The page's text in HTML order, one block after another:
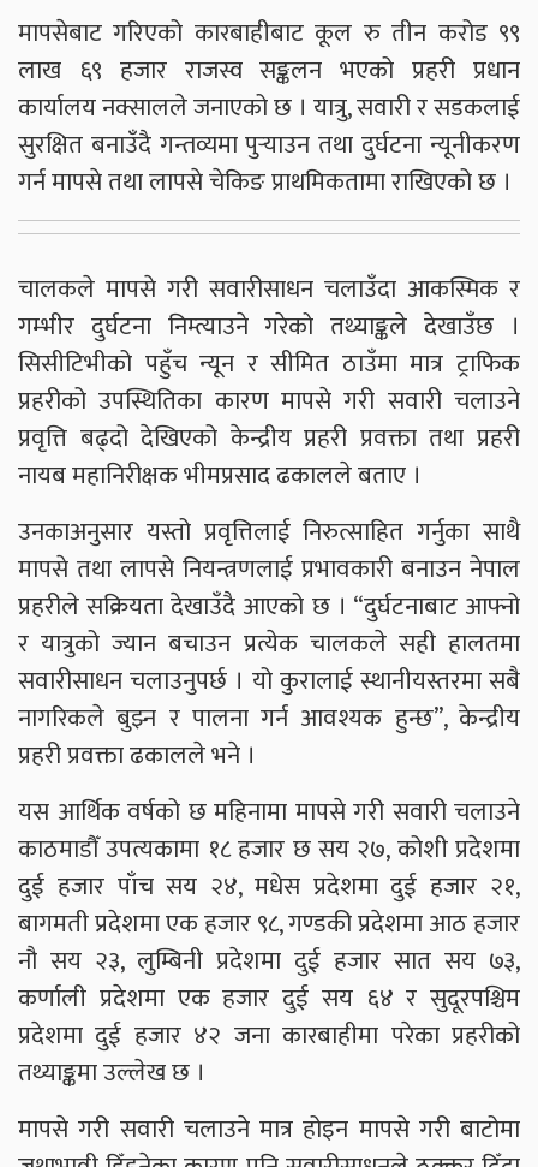
मापसेबाट गरिएको कारबाहीबाट कूल रु तीन करोड ९९
लाख ६९ हजार राजस्व सङ्कलन भएको प्रहरी प्रधान
कार्यालय नक्सालले जनाएको छ । यात्रु, सवारी र सडकलाई
सुरक्षित बनाउँदै गन्तव्यमा पुर्‍याउन तथा दुर्घटना न्यूनीकरण
गर्न मापसे तथा लापसे चेकिङ प्राथमिकतामा राखिएको छ ।
चालकले मापसे गरी सवारीसाधन चलाउँदा आकस्मिक र
गम्भीर दुर्घटना निम्त्याउने गरेको तथ्याङ्कले देखाउँछ ।
सिसीटिभीको पहुँच न्यून र सीमित ठाउँमा मात्र ट्राफिक
प्रहरीको उपस्थितिका कारण मापसे गरी सवारी चलाउने
प्रवृत्ति बढ्दो देखिएको केन्द्रीय प्रहरी प्रवक्ता तथा प्रहरी
नायब महानिरीक्षक भीमप्रसाद ढकालले बताए ।
उनकाअनुसार यस्तो प्रवृत्तिलाई निरुत्साहित गर्नुका साथै
मापसे तथा लापसे नियन्त्रणलाई प्रभावकारी बनाउन नेपाल
प्रहरीले सक्रियता देखाउँदै आएको छ । “दुर्घटनाबाट आफ्नो
र यात्रुको ज्यान बचाउन प्रत्येक चालकले सही हालतमा
सवारीसाधन चलाउनुपर्छ । यो कुरालाई स्थानीयस्तरमा सबै
नागरिकले बुझ्न र पालना गर्न आवश्यक हुन्छ”, केन्द्रीय
प्रहरी प्रवक्ता ढकालले भने ।
यस आर्थिक वर्षको छ महिनामा मापसे गरी सवारी चलाउने
काठमाडौँ उपत्यकामा १८ हजार छ सय २७, कोशी प्रदेशमा
दुई हजार पाँच सय २४, मधेस प्रदेशमा दुई हजार २१,
बागमती प्रदेशमा एक हजार ९८, गण्डकी प्रदेशमा आठ हजार
नौ सय २३, लुम्बिनी प्रदेशमा दुई हजार सात सय ७३,
कर्णाली प्रदेशमा एक हजार दुई सय ६४ र सुदूरपश्चिम
प्रदेशमा दुई हजार ४२ जना कारबाहीमा परेका प्रहरीको
तथ्याङ्कमा उल्लेख छ ।
मापसे गरी सवारी चलाउने मात्र होइन मापसे गरी बाटोमा